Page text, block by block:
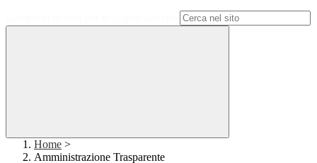
Home >
Amministrazione Trasparente